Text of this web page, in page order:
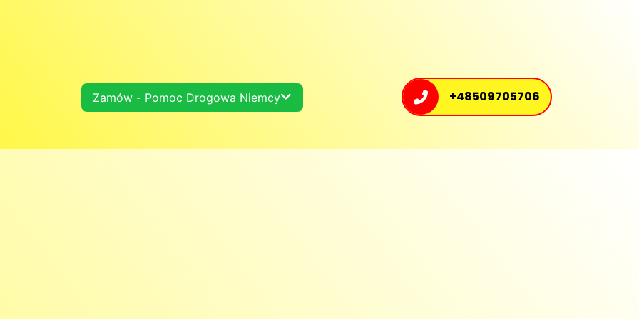
Zamów - Pomoc Drogowa Niemcy +48509705706